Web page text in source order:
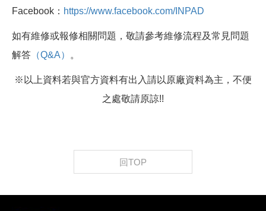
Facebook： https://www.facebook.com/INPAD
如有維修或報修相關問題，敬請參考維修流程及常見問題
解答 （Q&A） 。
※以上資料若與官方資料有出入請以原廠資料為主，不便
之處敬請原諒!!
回TOP